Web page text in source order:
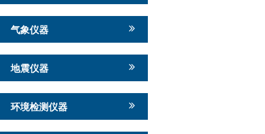
气象仪器
地震仪器
环境检测仪器